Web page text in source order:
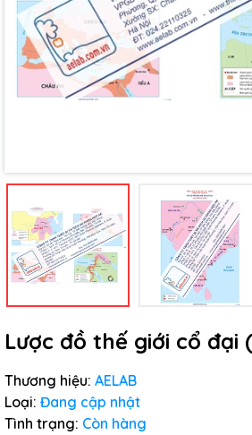
Lược đồ thế giới cổ đại
Thương hiệu: AELAB
Loại: Đang cập nhật
Tình trạng: Còn hàng